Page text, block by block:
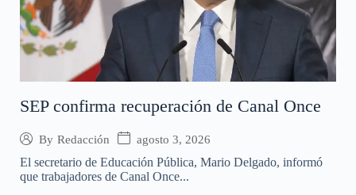
SEP confirma recuperación de Canal Once
By Redacción agosto 3, 2026
El secretario de Educación Pública, Mario Delgado, informó
que trabajadores de Canal Once...